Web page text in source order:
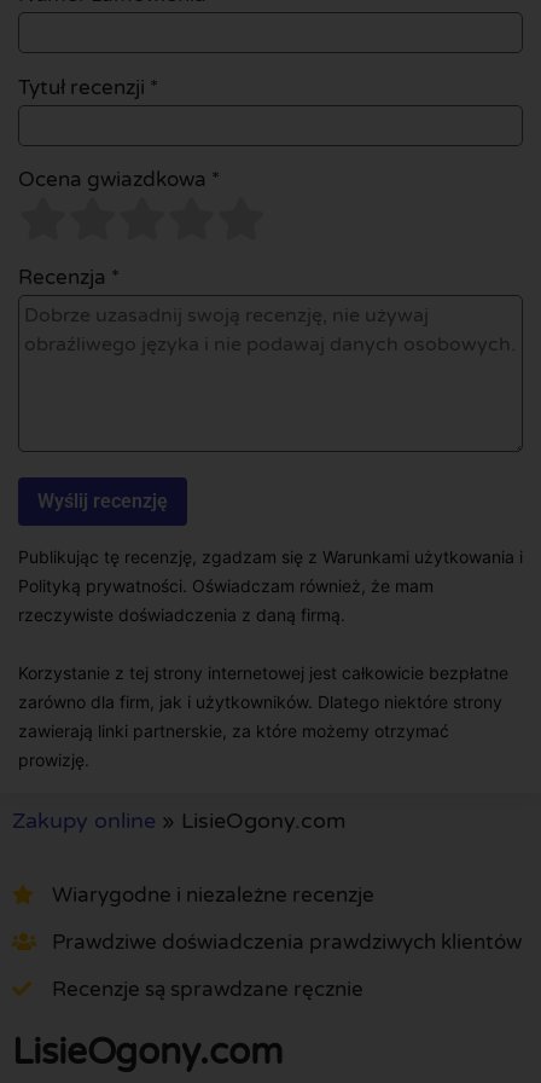
Tytuł recenzji *
Ocena gwiazdkowa *
Recenzja *
Publikując tę recenzję, zgadzam się z Warunkami użytkowania i
Polityką prywatności. Oświadczam również, że mam
rzeczywiste doświadczenia z daną firmą.
Korzystanie z tej strony internetowej jest całkowicie bezpłatne
zarówno dla firm, jak i użytkowników. Dlatego niektóre strony
zawierają linki partnerskie, za które możemy otrzymać
prowizję.
Zakupy online » LisieOgony.com
Wiarygodne i niezależne recenzje
Prawdziwe doświadczenia prawdziwych klientów
Recenzje są sprawdzane ręcznie
LisieOgony.com